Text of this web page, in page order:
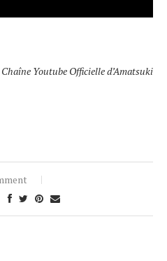
Youtube Officielle d’Amatsuki